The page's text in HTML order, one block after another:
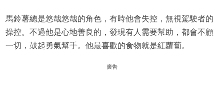
馬鈴薯總是悠哉悠哉的角色，有時他會失控，無視駕駛者的
操控。不過他是心地善良的，發現有人需要幫助，都會不顧
一切，鼓起勇氣幫手。他最喜歡的食物就是紅蘿蔔。
廣告